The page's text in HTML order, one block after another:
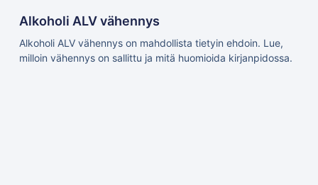
Alkoholi ALV vähennys
Alkoholi ALV vähennys on mahdollista tietyin ehdoin. Lue,
milloin vähennys on sallittu ja mitä huomioida kirjanpidossa.